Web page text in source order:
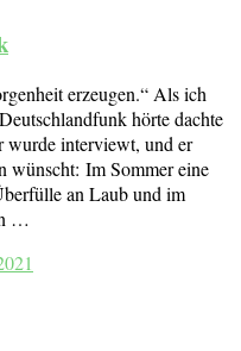
erzeugen.“ Als ich
hörte dachte
wurde interviewt, und er
wünscht: Im Sommer eine
an Laub und im
…